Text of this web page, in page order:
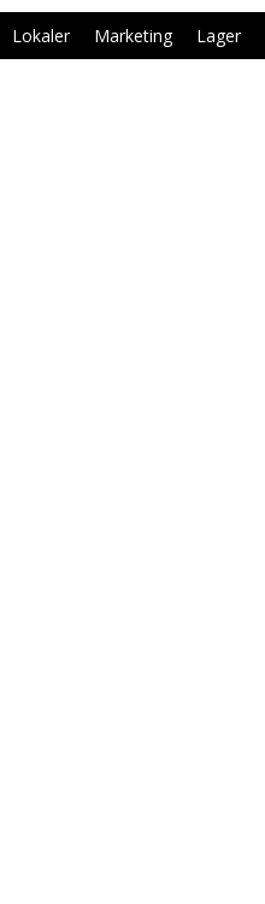
Lokaler Marketing Lager